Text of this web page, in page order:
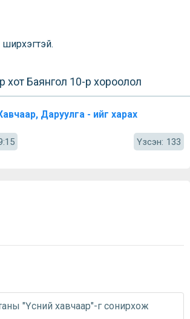
ширхэгтэй.
хот Баянгол 10-р хороолол
Хавчаар, Даруулга - ийг харах
Үзсэн: 133